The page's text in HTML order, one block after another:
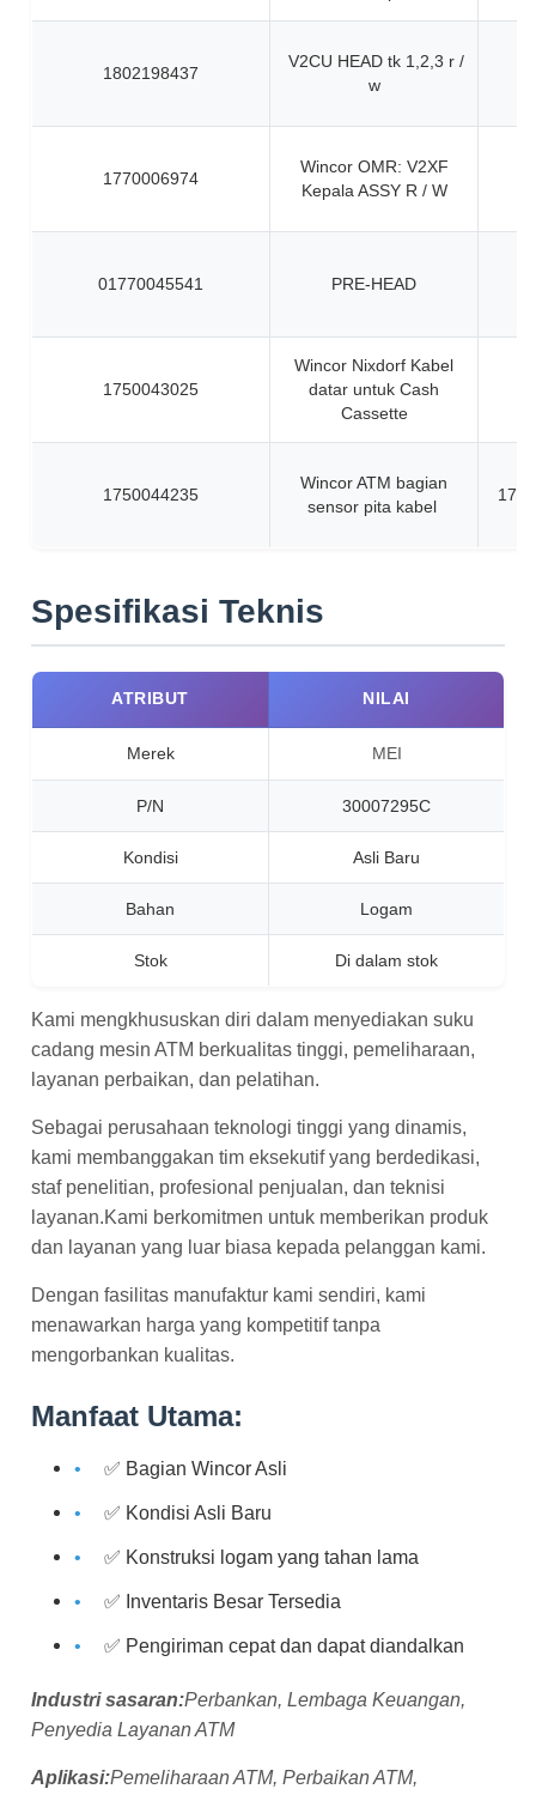
1802198437
V2CU HEAD tk 1,2,3 r /
w
1770006974
Wincor OMR: V2XF
Kepala ASSY R / W
01770045541 PRE-HEAD
1750043025
Wincor Nixdorf Kabel
datar untuk Cash
Cassette
1750044235
Wincor ATM bagian
sensor pita kabel
Spesifikasi Teknis
ATRIBUT NILAI
Merek MEI
P/N 30007295C
Kondisi Asli Baru
Bahan Logam
Stok Di dalam stok
Kami mengkhususkan diri dalam menyediakan suku
cadang mesin ATM berkualitas tinggi, pemeliharaan,
layanan perbaikan, dan pelatihan.
Sebagai perusahaan teknologi tinggi yang dinamis,
kami membanggakan tim eksekutif yang berdedikasi,
staf penelitian, profesional penjualan, dan teknisi
layanan.Kami berkomitmen untuk memberikan produk
dan layanan yang luar biasa kepada pelanggan kami.
Dengan fasilitas manufaktur kami sendiri, kami
menawarkan harga yang kompetitif tanpa
mengorbankan kualitas.
Manfaat Utama:
✅ Bagian Wincor Asli
✅ Kondisi Asli Baru
✅ Konstruksi logam yang tahan lama
✅ Inventaris Besar Tersedia
✅ Pengiriman cepat dan dapat diandalkan
Industri sasaran:Perbankan, Lembaga Keuangan,
Penyedia Layanan ATM
Aplikasi:Pemeliharaan ATM, Perbaikan ATM,